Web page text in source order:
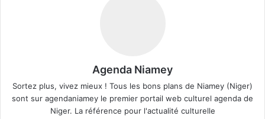
Agenda Niamey
Sortez plus, vivez mieux ! Tous les bons plans de Niamey (Niger)
sont sur agendaniamey le premier portail web culturel agenda de
Niger. La référence pour l'actualité culturelle